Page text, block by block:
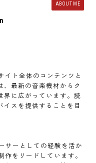
ABOUT ME
イト全体のコンテンツと
最新の音楽機材からク
界に広がっています。読
スを提供することを目
サーとしての経験を活か
をリードしています。